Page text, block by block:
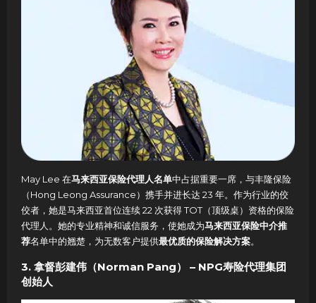
May Lee 在马来西亚保险代理人名单中占据重要一席，与丰隆保险
（Hong Leong Assurance）携手并进长达 23 年。作为行业的佼
佼者，她是马来西亚首位连续 22 次获得 TOT（顶级桌）资格的保险
代理人。她的专业精神和诚信服务，使她成为马来西亚保险中介推
荐名单中的翘楚，为无数客户提供最优质的保险解决方案。
3. 拿督彭建伟（Norman Pang） – NPG寿险代理集团
创始人